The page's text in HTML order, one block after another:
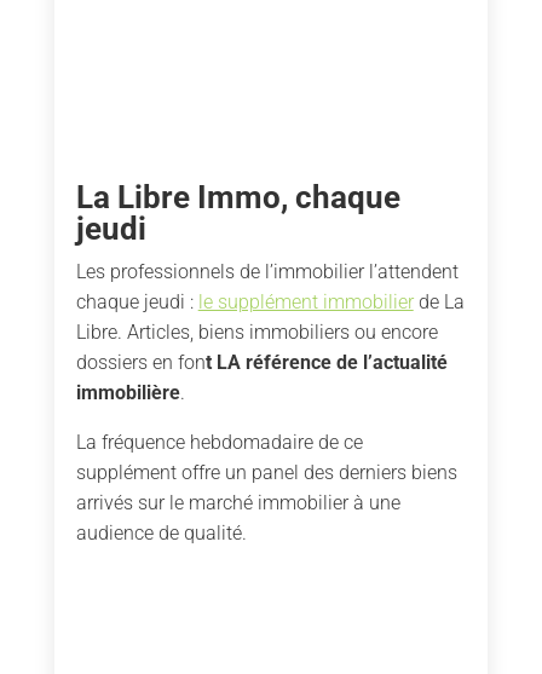
La Libre Immo, chaque
jeudi
Les professionnels de l’immobilier l’attendent
chaque jeudi : le supplément immobilier de La
Libre. Articles, biens immobiliers ou encore
dossiers en font LA référence de l’actualité
immobilière.
La fréquence hebdomadaire de ce
supplément offre un panel des derniers biens
arrivés sur le marché immobilier à une
audience de qualité.